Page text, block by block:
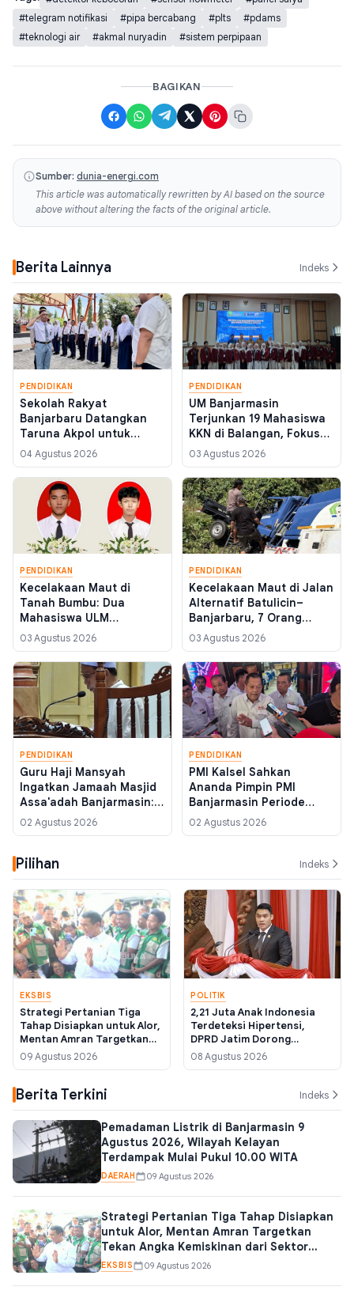
#telegram notifikasi
#pipa bercabang #plts
#pdams
#teknologi air
#akmal nuryadin #sistem perpipaan
BAGIKAN
Sumber: dunia-energi.com
This article was automatically rewritten by AI based on the source
above without altering the facts of the original article.
Berita Lainnya Indeks
PENDIDIKAN
Sekolah Rakyat
Banjarbaru Datangkan
Taruna Akpol untuk
Pulihkan Kedisiplinan 125
Siswa Usai Libur Panjang
04 Agustus 2026
PENDIDIKAN
UM Banjarmasin
Terjunkan 19 Mahasiswa
KKN di Balangan, Fokus
Digitalisasi Desa Wisata
hingga Budidaya Madu
Kelulut
03 Agustus 2026
PENDIDIKAN
Kecelakaan Maut di
Tanah Bumbu: Dua
Mahasiswa ULM
Meninggal Saat KKN, Satu
Luka-Luka Dievakuasi ke
Rumah Sakit
03 Agustus 2026
PENDIDIKAN
Kecelakaan Maut di Jalan
Alternatif Batulicin–
Banjarbaru, 7 Orang
Tewas Termasuk 5
Mahasiswa KKN ULM dan
UNU Kalsel
03 Agustus 2026
PENDIDIKAN
Guru Haji Mansyah
Ingatkan Jamaah Masjid
Assa'adah Banjarmasin:
Menunda Shalat karena
Urusan Dunia Sama
Hawa Nafsu
02 Agustus 2026
PENDIDIKAN
PMI Kalsel Sahkan
Ananda Pimpin PMI
Banjarmasin Periode
2025-2030, Dualisme
Kepengurusan
02 Agustus 2026
Pilihan Indeks
EKSBIS
Strategi Pertanian Tiga
Tahap Disiapkan untuk Alor,
Mentan Amran Targetkan
Tekan Angka Kemiskinan
dari Sektor Pangan
09 Agustus 2026
POLITIK
2,21 Juta Anak Indonesia
Terdeteksi Hipertensi,
DPRD Jatim Dorong
Regulasi Label Gizi Wajib
08 Agustus 2026
Berita Terkini Indeks
Pemadaman Listrik di Banjarmasin 9
Agustus 2026, Wilayah Kelayan
Terdampak Mulai Pukul 10.00 WITA
DAERAH 09 Agustus 2026
Strategi Pertanian Tiga Tahap Disiapkan
untuk Alor, Mentan Amran Targetkan
Tekan Angka Kemiskinan dari Sektor
Pangan
EKSBIS 09 Agustus 2026